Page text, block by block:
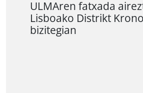
ULMAren fatxada
Lisboako Distrikt
bizitegian